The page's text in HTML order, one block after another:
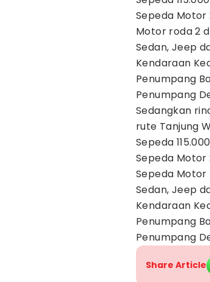
Sepeda Motor
Motor roda 2
Sedan, Jeep
Kendaraan
Penumpang
Penumpang
Sedangkan
rute Tanjung
Sepeda 115.000
Sepeda Motor
Sepeda Motor
Sedan, Jeep
Kendaraan
Penumpang
Penumpang
Share Article